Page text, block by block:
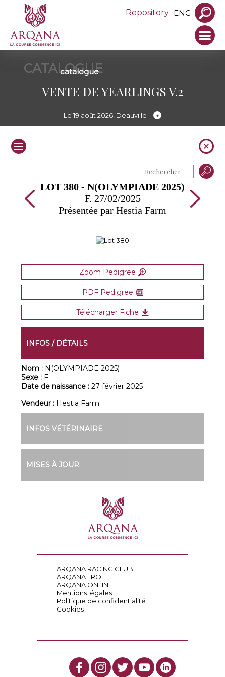
Repository ENG
CATALOGUE
catalogue
VENTE DE YEARLINGS V.2
Le 19 août 2026, Deauville
LOT 380 - N(OLYMPIADE 2025)
F. 27/02/2025
Présentée par Hestia Farm
Zoom Pedigree
PDF Pedigree
Télécharger Fiche
INFOS / DÉTAILS
Nom : N(OLYMPIADE 2025)
Sexe : F.
Date de naissance :27 février 2025
Vendeur : Hestia Farm
INFOS VÉTÉRINAIRE
MISES À JOUR
ARQANA RACING CLUB
ARQANA TROT
ARQANA ONLINE
Mentions légales
Politique de confidentialité
Cookies